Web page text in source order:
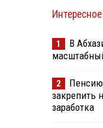
1
В
2
Пенсию
закрепить
заработка